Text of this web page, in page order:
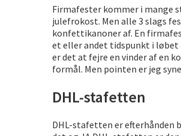
Firmafester kommer i mange
julefrokost. Men alle 3 slags
konfettikanoner af. En
et eller andet tidspunkt i løbet
er det at fejre en vinder af en
formål. Men pointen er jeg
DHL-stafetten
DHL-stafetten er efterhånden